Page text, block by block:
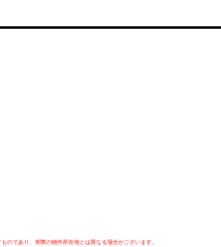
のであり、実際の物件所在地とは異なる場合がございます。